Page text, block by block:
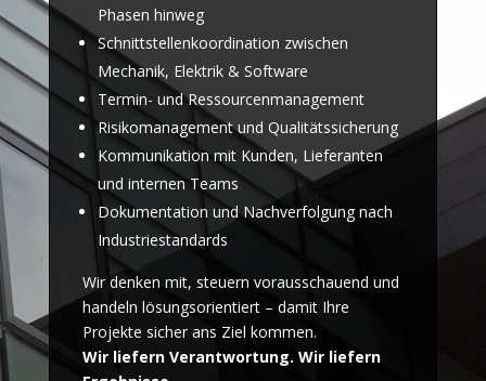
Phasen hinweg
Schnittstellenkoordination zwischen
Mechanik, Elektrik & Software
Termin- und Ressourcenmanagement
Risikomanagement und Qualitätssicherung
Kommunikation mit Kunden, Lieferanten
und internen Teams
Dokumentation und Nachverfolgung nach
Industriestandards
Wir denken mit, steuern vorausschauend und
handeln lösungsorientiert – damit Ihre
Projekte sicher ans Ziel kommen.
Wir liefern Verantwortung. Wir liefern